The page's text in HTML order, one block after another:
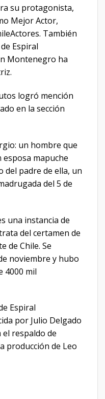
su protagonista,
Mejor Actor,
También
Espiral
Montenegro ha
logró mención
en la sección
un hombre que
mapuche
del padre de ella, un
del 5 de
una instancia de
del certamen de
de Chile. Se
noviembre y hubo
4000 mil
Espiral
por Julio Delgado
el respaldo de
producción de Leo